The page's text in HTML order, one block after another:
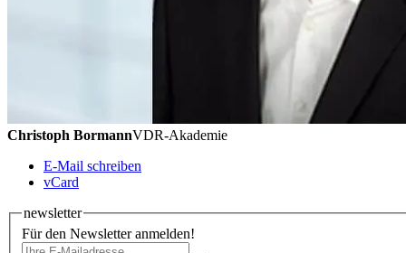
Christoph BormannVDR-Akademie
E-Mail schreiben
vCard
newsletter
Für den Newsletter anmelden!